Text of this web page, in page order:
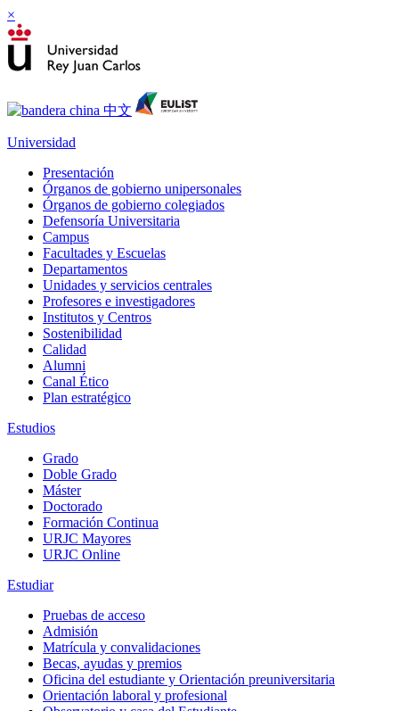
×
Universidad
Presentación
Órganos de gobierno unipersonales
Órganos de gobierno colegiados
Defensoría Universitaria
Campus
Facultades y Escuelas
Departamentos
Unidades y servicios centrales
Profesores e investigadores
Institutos y Centros
Sostenibilidad
Calidad
Alumni
Canal Ético
Plan estratégico
Estudios
Grado
Doble Grado
Máster
Doctorado
Formación Continua
URJC Mayores
URJC Online
Estudiar
Pruebas de acceso
Admisión
Matrícula y convalidaciones
Becas, ayudas y premios
Oficina del estudiante y Orientación preuniversitaria
Orientación laboral y profesional